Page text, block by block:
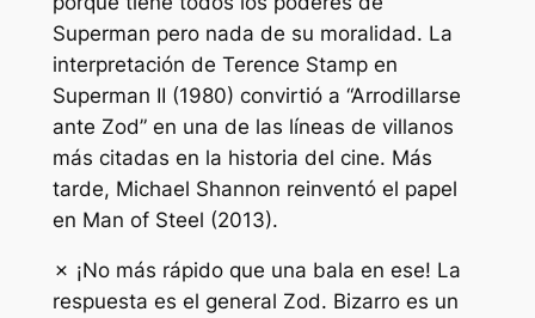
Superman pero nada de su moralidad. La
interpretación de Terence Stamp en
Superman II (1980) convirtió a “Arrodillarse
ante Zod” en una de las líneas de villanos
más citadas en la historia del cine. Más
tarde, Michael Shannon reinventó el papel
en Man of Steel (2013).
✗ ¡No más rápido que una bala en ese! La
respuesta es el general Zod. Bizarro es un